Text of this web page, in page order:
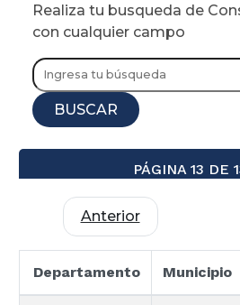
Realiza tu busqueda de
con cualquier campo
BUSCAR
PÁGINA 13 DE
Anterior
Departamento Municipio